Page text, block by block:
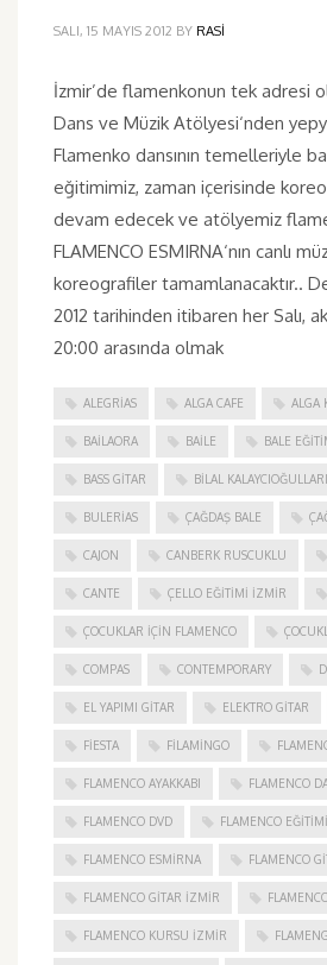
SALI, 15 MAYIS 2012 BY RASI
İzmir’de flamenkonun tek adresi
Dans ve Müzik Atölyesi‘nden
Flamenko dansının temelleriyle
eğitimimiz, zaman içerisinde
devam edecek ve atölyemiz
FLAMENCO ESMIRNA‘nın canlı
koreografiler tamamlanacaktır..
2012 tarihinden itibaren her Salı,
20:00 arasında olmak
ALEGRIAS ALGA CAFE ALGA
BAILAORA BAILE BALE
BASS GITAR BILAL KALAYCIOĞULLARI
BULERIAS ÇAĞDAŞ BALE
CAJON CANBERK RUSCUKLU
CANTE ÇELLO EĞITIMI İZMIR
ÇOCUKLAR IÇIN FLAMENCO
COMPAS CONTEMPORARY
EL YAPIMI GITAR ELEKTRO GITAR
FIESTA FILAMINGO
FLAMENCO AYAKKABI FLAMENCO
FLAMENCO DVD FLAMENCO EĞITIMI
FLAMENCO ESMIRNA FLAMENCO
FLAMENCO GITAR İZMIR
FLAMENCO KURSU İZMIR